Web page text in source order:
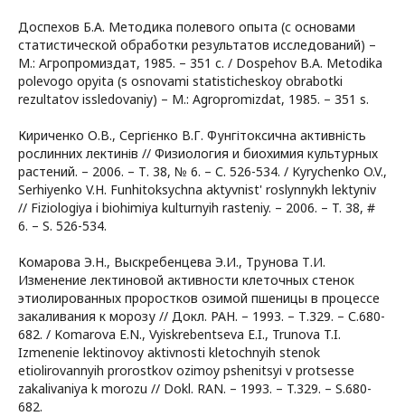
Доспехов Б.А. Методика полевого опыта (с основами
статистической обработки результатов исследований) –
М.: Агропромиздат, 1985. – 351 с. / Dospehov B.A. Metodika
polevogo opyita (s osnovami statisticheskoy obrabotki
rezultatov issledovaniy) – M.: Agropromizdat, 1985. – 351 s.
Кириченко О.В., Сергієнко В.Г. Фунгітоксична активність
рослинних лектинів // Физиология и биохимия культурных
растений. – 2006. – Т. 38, № 6. – С. 526-534. / Kyrychenko O.V.,
Serhiyenko V.H. Funhitoksychna aktyvnist' roslynnykh lektyniv
// Fiziologiya i biohimiya kulturnyih rasteniy. – 2006. – T. 38, #
6. – S. 526-534.
Комарова Э.Н., Выскребенцева Э.И., Трунова Т.И.
Изменение лектиновой активности клеточных стенок
этиолированных проростков озимой пшеницы в процессе
закаливания к морозу // Докл. РАН. – 1993. – Т.329. – С.680-
682. / Komarova E.N., Vyiskrebentseva E.I., Trunova T.I.
Izmenenie lektinovoy aktivnosti kletochnyih stenok
etiolirovannyih prorostkov ozimoy pshenitsyi v protsesse
zakalivaniya k morozu // Dokl. RAN. – 1993. – T.329. – S.680-
682.